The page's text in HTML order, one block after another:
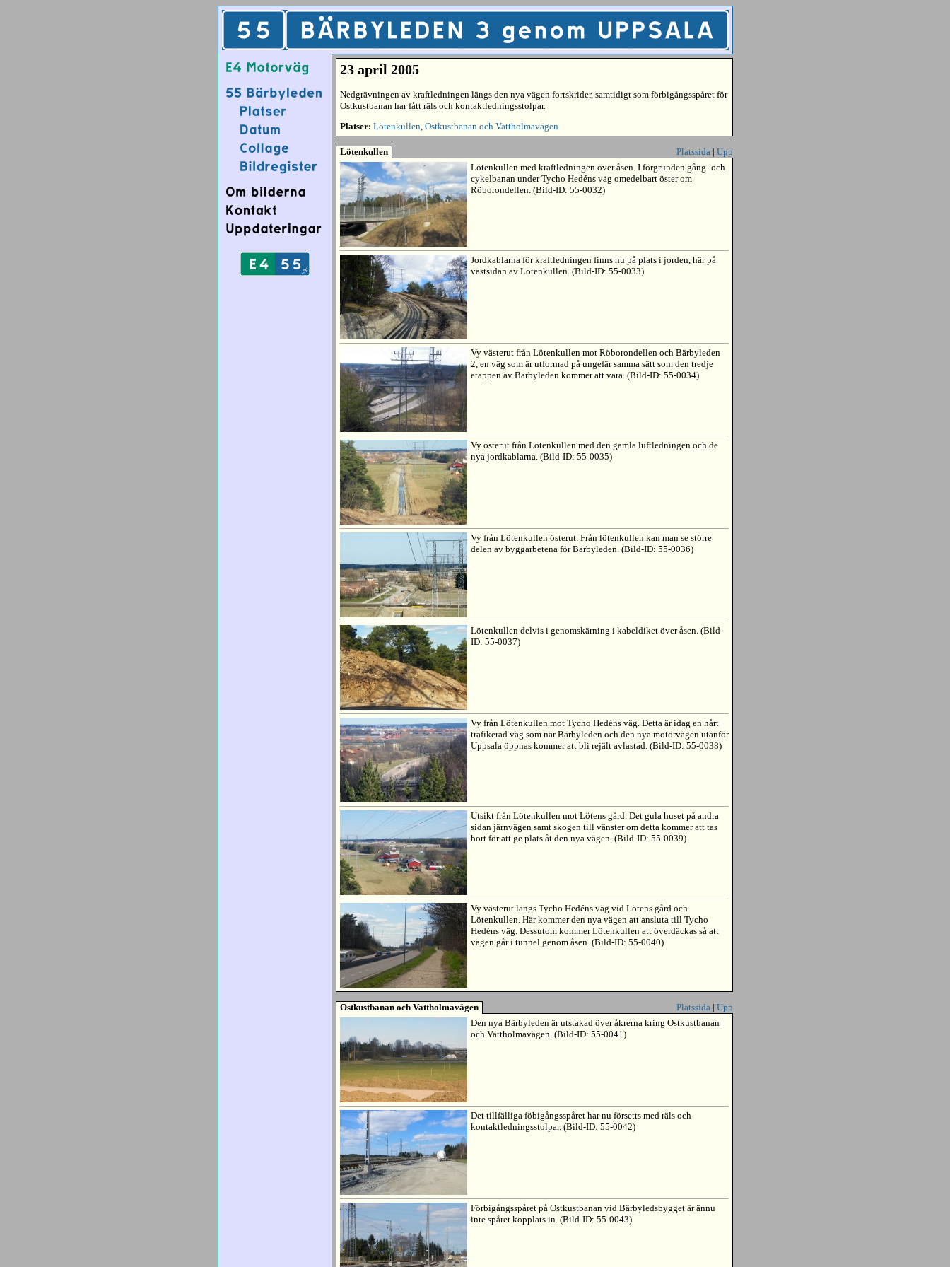
23 april 2005
Nedgrävningen av kraftledningen längs den nya vägen fortskrider, samtidigt som förbigångsspåret för
Ostkustbanan har fått räls och kontaktledningsstolpar.
Platser: Lötenkullen, Ostkustbanan och Vattholmavägen
Lötenkullen Platssida| Upp
Lötenkullen med kraftledningen över åsen. I förgrunden gång- och
cykelbanan under Tycho Hedéns väg omedelbart öster om
Röborondellen. (Bild-ID: 55-0032)
Jordkablarna för kraftledningen finns nu på plats i jorden, här på
västsidan av Lötenkullen. (Bild-ID: 55-0033)
Vy västerut från Lötenkullen mot Röborondellen och Bärbyleden
2, en väg som är utformad på ungefär samma sätt som den tredje
etappen av Bärbyleden kommer att vara. (Bild-ID: 55-0034)
Vy österut från Lötenkullen med den gamla luftledningen och de
nya jordkablarna. (Bild-ID: 55-0035)
Vy från Lötenkullen österut. Från lötenkullen kan man se större
delen av byggarbetena för Bärbyleden. (Bild-ID: 55-0036)
Lötenkullen delvis i genomskärning i kabeldiket över åsen. (Bild-
ID: 55-0037)
Vy från Lötenkullen mot Tycho Hedéns väg. Detta är idag en hårt
trafikerad väg som när Bärbyleden och den nya motorvägen utanför
Uppsala öppnas kommer att bli rejält avlastad. (Bild-ID: 55-0038)
Utsikt från Lötenkullen mot Lötens gård. Det gula huset på andra
sidan järnvägen samt skogen till vänster om detta kommer att tas
bort för att ge plats åt den nya vägen. (Bild-ID: 55-0039)
Vy västerut längs Tycho Hedéns väg vid Lötens gård och
Lötenkullen. Här kommer den nya vägen att ansluta till Tycho
Hedéns väg. Dessutom kommer Lötenkullen att överdäckas så att
vägen går i tunnel genom åsen. (Bild-ID: 55-0040)
Ostkustbanan och Vattholmavägen Platssida| Upp
Den nya Bärbyleden är utstakad över åkrerna kring Ostkustbanan
och Vattholmavägen. (Bild-ID: 55-0041)
Det tillfälliga föbigångsspåret har nu försetts med räls och
kontaktledningsstolpar. (Bild-ID: 55-0042)
Förbigångsspåret på Ostkustbanan vid Bärbyledsbygget är ännu
inte spåret kopplats in. (Bild-ID: 55-0043)